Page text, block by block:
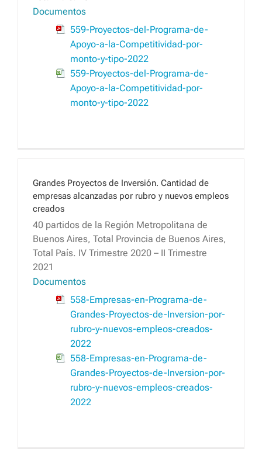
Documentos
559-Proyectos-del-Programa-de-
Apoyo-a-la-Competitividad-por-
monto-y-tipo-2022
559-Proyectos-del-Programa-de-
Apoyo-a-la-Competitividad-por-
monto-y-tipo-2022
Grandes Proyectos de Inversión. Cantidad de
empresas alcanzadas por rubro y nuevos empleos
creados
40 partidos de la Región Metropolitana de
Buenos Aires, Total Provincia de Buenos Aires,
Total País. IV Trimestre 2020 – II Trimestre
2021
Documentos
558-Empresas-en-Programa-de-
Grandes-Proyectos-de-Inversion-por-
rubro-y-nuevos-empleos-creados-
2022
558-Empresas-en-Programa-de-
Grandes-Proyectos-de-Inversion-por-
rubro-y-nuevos-empleos-creados-
2022